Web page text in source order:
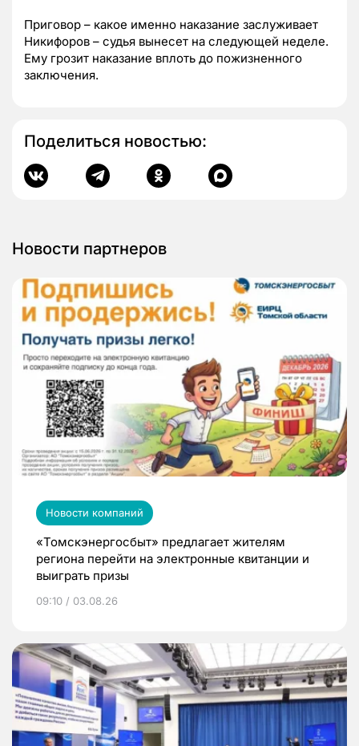
Приговор – какое именно наказание заслуживает
Никифоров – судья вынесет на следующей неделе.
Ему грозит наказание вплоть до пожизненного
заключения.
Поделиться новостью:
Новости партнеров
Новости компаний
«Томскэнергосбыт» предлагает жителям
региона перейти на электронные квитанции и
выиграть призы
09:10 / 03.08.26